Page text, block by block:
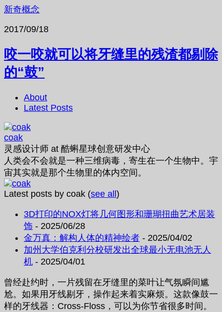
新奇概念
2017/09/18
咬一咬就可以将牙缝里的残渣都剔除
的“鼓”
About
Latest Posts
coak
灵感设计师 at 酷蝌星球创意研发中心
人类会不会就是一种三维病毒，寄生在一个生物中。宇
宙其实就是那个生物里的体内空间。
Latest posts by coak (see all)
3D打印的NOX灯将几何图形和珊瑚扭曲艺术居装
饰 - 2025/06/28
金万真：解构人体的精神绘者 - 2025/04/02
加州大学伯克利分校研发出全球最小无电池无人
机 - 2025/04/01
曾经赴约时，一片残留在牙缝里的菜叶让气氛瞬间尴
尬。如果用牙线剔牙，操作起来着实麻烦。这款像鼓一
样的牙线器：Cross-Floss，可以为你节省很多时间。